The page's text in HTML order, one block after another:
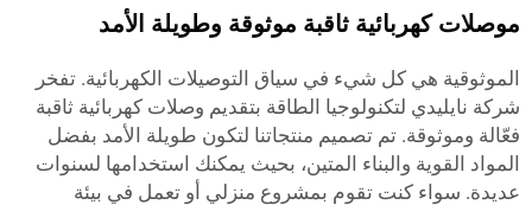
موصلات كهربائية ثاقبة موثوقة وطويلة الأمد
الموثوقية هي كل شيء في سياق التوصيلات الكهربائية. تفخر
شركة نايليدي لتكنولوجيا الطاقة بتقديم وصلات كهربائية ثاقبة
فعّالة وموثوقة. تم تصميم منتجاتنا لتكون طويلة الأمد بفضل
المواد القوية والبناء المتين، بحيث يمكنك استخدامها لسنوات
عديدة. سواء كنت تقوم بمشروع منزلي أو تعمل في بيئة